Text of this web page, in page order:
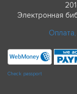
Электронная
Check passport